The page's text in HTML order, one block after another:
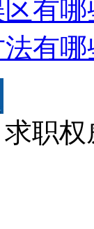
有哪
有哪
职